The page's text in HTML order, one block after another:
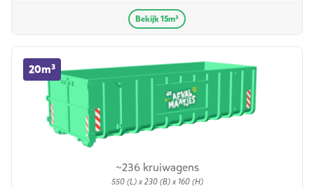
Bekijk 15m³
~236 kruiwagens
550 (L) x 230 (B) x 160 (H)
20m³
20m³ container huren